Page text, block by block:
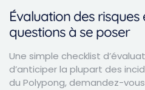
Évaluation des
questions à se poser
Une simple checklist
d’anticiper la plupart des
du Polypong, demandez-